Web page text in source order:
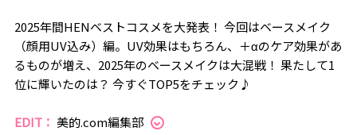
2025年間HENベストコスメを大発表！ 今回はベースメイク
（顔用UV込み）編。UV効果はもちろん、＋αのケア効果があ
るものが増え、2025年のベースメイクは大混戦！ 果たして1
位に輝いたのは？ 今すぐTOP5をチェック♪
EDIT： 美的.com編集部